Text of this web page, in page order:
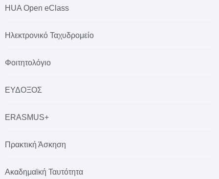
HUA Open eClass
Ηλεκτρονικό Ταχυδρομείο
Φοιτητολόγιο
ΕΥΔΟΞΟΣ
ERASMUS+
Πρακτική Άσκηση
Ακαδημαϊκή Ταυτότητα